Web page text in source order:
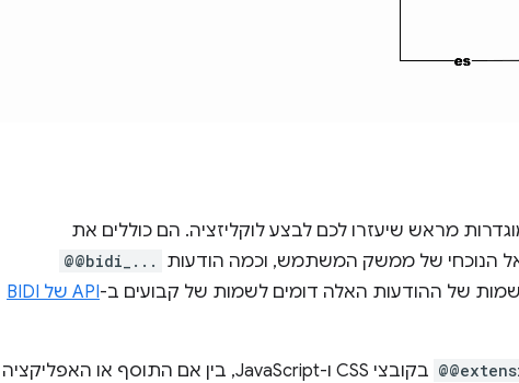
מראש שיעזרו לכם לבצע לוקליזציה. הם כוללים את
הנוכחי של ממשק המשתמש, וכמה הודעות @@bidi_...
של ההודעות האלה דומים לשמות של קבועים ב-
API של BIDI
בקובצי CSS ו-JavaScript, בין אם התוסף או האפליקציה